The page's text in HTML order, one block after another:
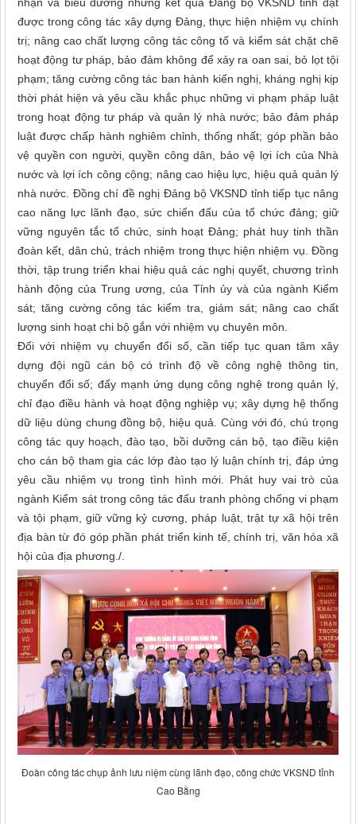
được trong công tác xây dựng Đảng, thực hiện nhiệm vụ chính
trị; nâng cao chất lượng công tác công tố và kiểm sát chặt chẽ
hoạt động tư pháp, bảo đảm không để xảy ra oan sai, bỏ lọt tội
phạm; tăng cường công tác ban hành kiến nghị, kháng nghị kịp
thời phát hiện và yêu cầu khắc phục những vi phạm pháp luật
trong hoạt động tư pháp và quản lý nhà nước; bảo đảm pháp
luật được chấp hành nghiêm chỉnh, thống nhất; góp phần bảo
vệ quyền con người, quyền công dân, bảo vệ lợi ích của Nhà
nước và lợi ích công cộng; nâng cao hiệu lực, hiệu quả quản lý
nhà nước. Đồng chí đề nghị Đảng bộ VKSND tỉnh tiếp tục nâng
cao năng lực lãnh đạo, sức chiến đấu của tổ chức đảng; giữ
vững nguyên tắc tổ chức, sinh hoạt Đảng; phát huy tinh thần
đoàn kết, dân chủ, trách nhiệm trong thực hiện nhiệm vụ. Đồng
thời, tập trung triển khai hiệu quả các nghị quyết, chương trình
hành động của Trung ương, của Tỉnh ủy và của ngành Kiểm
sát; tăng cường công tác kiểm tra, giám sát; nâng cao chất
lượng sinh hoạt chi bộ gắn với nhiệm vụ chuyên môn.
Đối với nhiệm vụ chuyển đổi số, cần tiếp tục quan tâm xây
dựng đội ngũ cán bộ có trình độ về công nghệ thông tin,
chuyển đổi số; đẩy mạnh ứng dụng công nghệ trong quản lý,
chỉ đạo điều hành và hoạt động nghiệp vụ; xây dựng hệ thống
dữ liệu dùng chung đồng bộ, hiệu quả. Cùng với đó, chú trọng
công tác quy hoạch, đào tạo, bồi dưỡng cán bộ, tạo điều kiện
cho cán bộ tham gia các lớp đào tạo lý luận chính trị, đáp ứng
yêu cầu nhiệm vụ trong tình hình mới. Phát huy vai trò của
ngành Kiểm sát trong công tác đấu tranh phòng chống vi phạm
và tội phạm, giữ vững kỷ cương, pháp luật, trật tự xã hội trên
địa bàn từ đó góp phần phát triển kinh tế, chính trị, văn hóa xã
hội của địa phương./.
Đoàn công tác chụp ảnh lưu niệm cùng lãnh đạo, công chức VKSND tỉnh
Cao Bằng